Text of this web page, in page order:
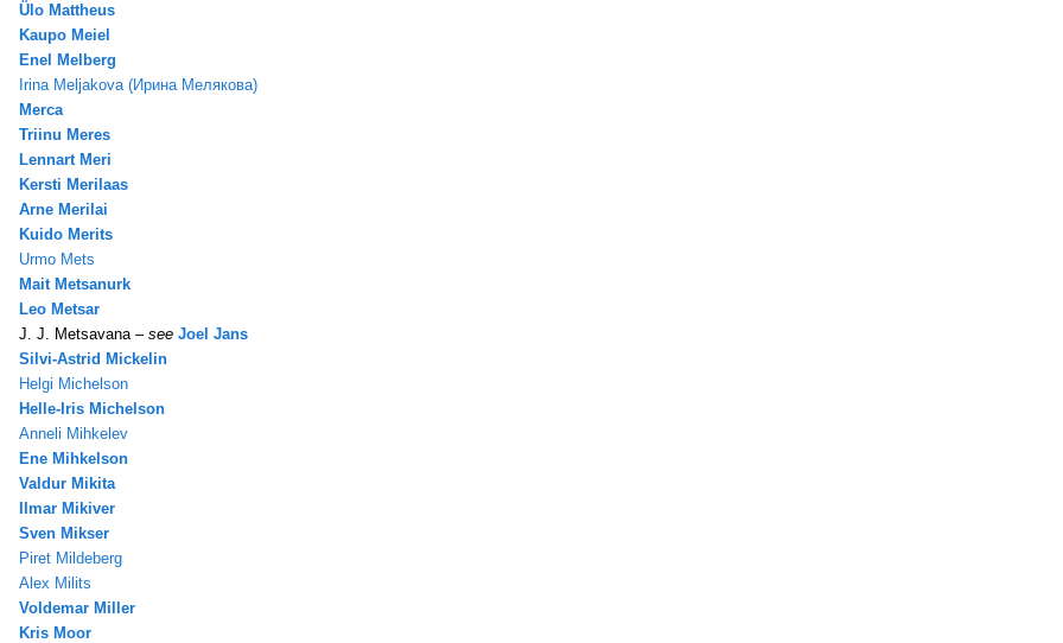
Ülo Mattheus
Kaupo Meiel
Enel Melberg
Irina Meljakova (Ирина Mелякова)
Merca
Triinu Meres
Lennart Meri
Kersti Merilaas
Arne Merilai
Kuido Merits
Urmo Mets
Mait Metsanurk
Leo Metsar
J. J. Metsavana – see Joel Jans
Silvi-Astrid Mickelin
Helgi Michelson
Helle-Iris Michelson
Anneli Mihkelev
Ene Mihkelson
Valdur Mikita
Ilmar Mikiver
Sven Mikser
Piret Mildeberg
Alex Milits
Voldemar Miller
Kris Moor